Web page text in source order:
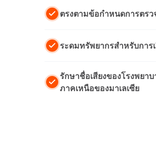
ตรงตามข้อกําหนดการตร
ระดมทรัพยากรสําหรับการ
รักษาชื่อเสียงของโรงพยา
ภาคเหนือของมาเลเซีย